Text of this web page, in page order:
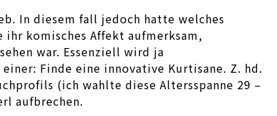
In diesem fall jedoch hatte welches
komisches Affekt aufmerksam,
war. Essenziell wird ja
Finde eine innovative Kurtisane. Z. hd.
(ich wahlte diese Altersspanne 29 –
aufbrechen.